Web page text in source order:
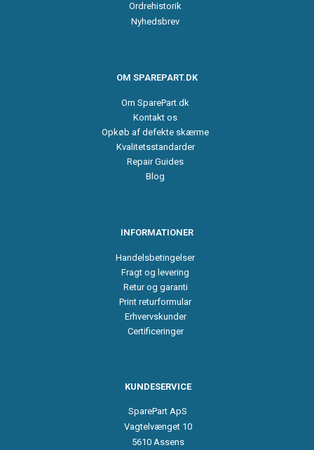
Ordrehistorik
Nyhedsbrev
OM SPAREPART.DK
Om SparePart.dk
Kontakt os
Opkøb af defekte skærme
Kvalitetsstandarder
Repair Guides
Blog
INFORMATIONER
Handelsbetingelser
Fragt og levering
Retur og garanti
Print returformular
Erhvervskunder
Certificeringer
KUNDESERVICE
SparePart ApS
Vagtelvænget 10
5610 Assens